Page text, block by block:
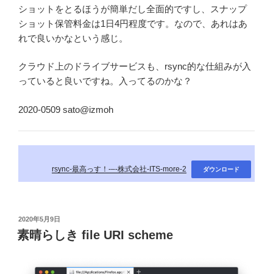
ショットをとるほうが簡単だし全面的ですし、スナップ
ショット保管料金は1日4円程度です。なので、あれはあ
れで良いかなという感じ。
クラウド上のドライブサービスも、rsync的な仕組みが入
っていると良いですね。入ってるのかな？
2020-0509 sato@izmoh
rsync-最高っす！-–-株式会社-ITS-more-2 ダウンロード
投
稿
日:
2020年5月9日
素晴らしき file URI scheme